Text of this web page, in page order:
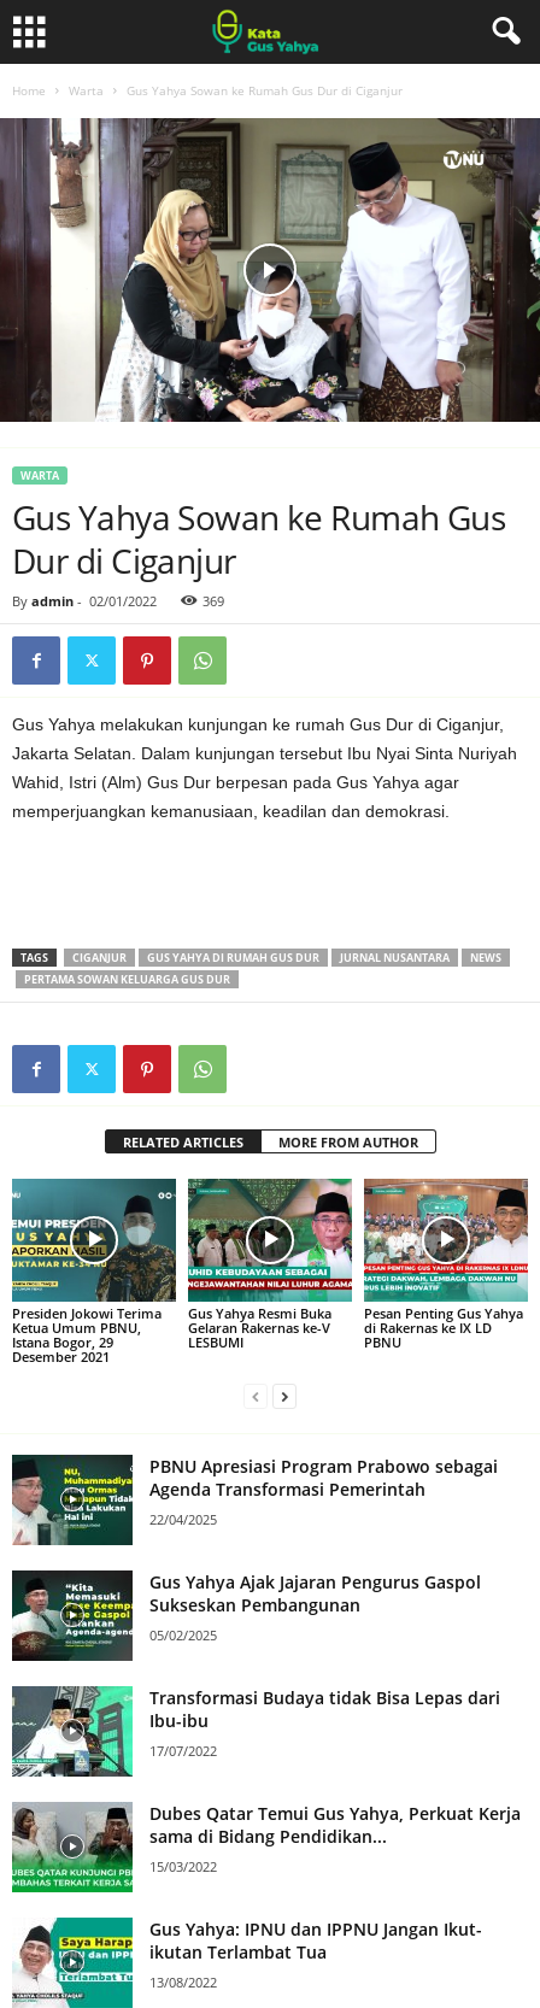
Home Warta Gus Yahya Sowan ke Rumah Gus Dur di Ciganjur
WARTA
Gus Yahya Sowan ke Rumah Gus
Dur di Ciganjur
By admin - 02/01/2022 369
Gus Yahya melakukan kunjungan ke rumah Gus Dur di Ciganjur,
Jakarta Selatan. Dalam kunjungan tersebut Ibu Nyai Sinta Nuriyah
Wahid, Istri (Alm) Gus Dur berpesan pada Gus Yahya agar
memperjuangkan kemanusiaan, keadilan dan demokrasi.
TAGS CIGANJUR GUS YAHYA DI RUMAH GUS DUR JURNAL NUSANTARA
NEWS
PERTAMA SOWAN KELUARGA GUS DUR
RELATED ARTICLES MORE FROM AUTHOR
Presiden Jokowi Terima
Ketua Umum PBNU,
Istana Bogor, 29
Desember 2021
Gus Yahya Resmi Buka
Gelaran Rakernas ke-V
LESBUMI
Pesan Penting Gus Yahya
di Rakernas ke IX LD
PBNU
PBNU Apresiasi Program Prabowo sebagai
Agenda Transformasi Pemerintah
22/04/2025
Gus Yahya Ajak Jajaran Pengurus Gaspol
Sukseskan Pembangunan
05/02/2025
Transformasi Budaya tidak Bisa Lepas dari
Ibu-ibu
17/07/2022
Dubes Qatar Temui Gus Yahya, Perkuat Kerja
sama di Bidang Pendidikan...
15/03/2022
Gus Yahya: IPNU dan IPPNU Jangan Ikut-
ikutan Terlambat Tua
13/08/2022